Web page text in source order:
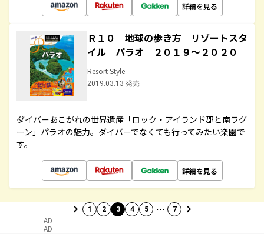
詳細を見る
Ｒ１０ 地球の歩き方 リゾートスタ
イル パラオ ２０１９～２０２０
Resort Style
2019.03.13 発売
ダイバーあこがれの世界遺産「ロック・アイランド郡と南ラグ
ーン」パラオの魅力。ダイバーでなくても行ってみたい楽園で
す。
詳細を見る
1 2 3 4 5 … 7
AD
AD